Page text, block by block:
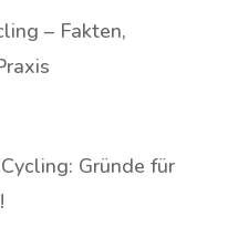
– Fakten,
Gründe für